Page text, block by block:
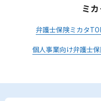
ミ
弁護士保険ミカタ
個人事業向け弁護士